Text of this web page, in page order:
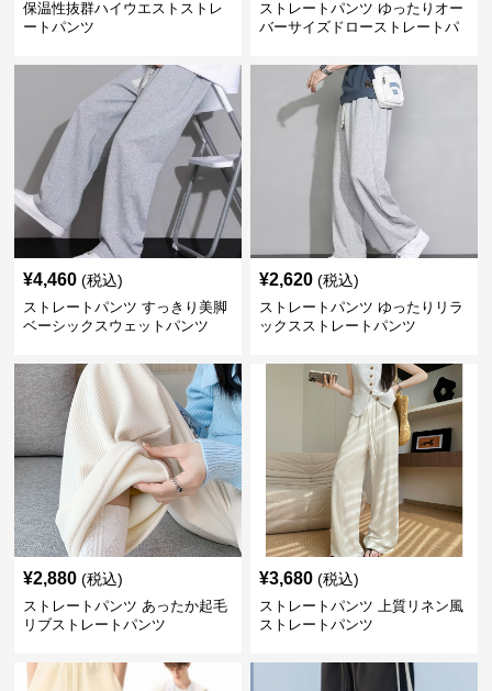
保温性抜群ハイウエストストレ
ートパンツ
ストレートパンツ ゆったりオー
バーサイズドローストレートパ
¥4,460 (税込)
ストレートパンツ すっきり美脚
ベーシックスウェットパンツ
¥2,620 (税込)
ストレートパンツ ゆったりリラ
ックスストレートパンツ
¥2,880 (税込)
ストレートパンツ あったか起毛
リブストレートパンツ
¥3,680 (税込)
ストレートパンツ 上質リネン風
ストレートパンツ